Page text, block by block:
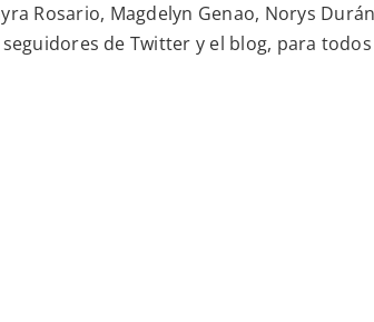
Rosario, Magdelyn Genao, Norys
de Twitter y el blog, para